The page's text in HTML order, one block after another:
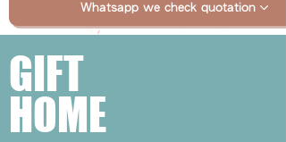
Whatsapp we check quotation
GIFT
HOME